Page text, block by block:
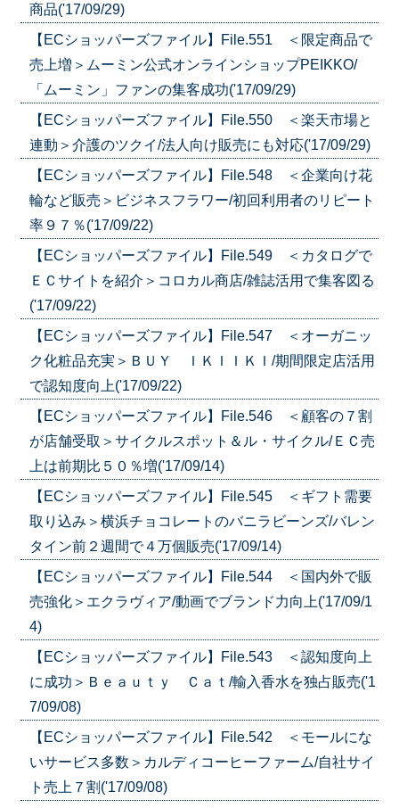
商品('17/09/29)
【ECショッパーズファイル】File.551 ＜限定商品で
売上増＞ムーミン公式オンラインショップPEIKKO/
「ムーミン」ファンの集客成功('17/09/29)
【ECショッパーズファイル】File.550 ＜楽天市場と
連動＞介護のツクイ/法人向け販売にも対応('17/09/29)
【ECショッパーズファイル】File.548 ＜企業向け花
輪など販売＞ビジネスフラワー/初回利用者のリピート
率９７％('17/09/22)
【ECショッパーズファイル】File.549 ＜カタログで
ＥＣサイトを紹介＞コロカル商店/雑誌活用で集客図る
('17/09/22)
【ECショッパーズファイル】File.547 ＜オーガニッ
ク化粧品充実＞ＢＵＹ ＩＫＩＩＫＩ/期間限定店活用
で認知度向上('17/09/22)
【ECショッパーズファイル】File.546 ＜顧客の７割
が店舗受取＞サイクルスポット＆ル・サイクル/ＥＣ売
上は前期比５０％増('17/09/14)
【ECショッパーズファイル】File.545 ＜ギフト需要
取り込み＞横浜チョコレートのバニラビーンズ/バレン
タイン前２週間で４万個販売('17/09/14)
【ECショッパーズファイル】File.544 ＜国内外で販
売強化＞エクラヴィア/動画でブランド力向上('17/09/1
4)
【ECショッパーズファイル】File.543 ＜認知度向上
に成功＞Ｂｅａｕｔｙ Ｃａｔ/輸入香水を独占販売('1
7/09/08)
【ECショッパーズファイル】File.542 ＜モールにな
いサービス多数＞カルディコーヒーファーム/自社サイ
ト売上７割('17/09/08)